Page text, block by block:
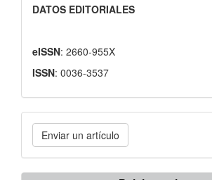
DATOS EDITORIALES
eISSN: 2660-955X
ISSN: 0036-3537
Enviar
un
artículo
Enviar un artículo